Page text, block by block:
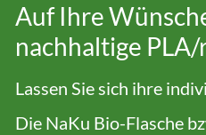
Auf Ihre
nachhaltige
Lassen Sie sich ihre
Die NaKu Bio-Flasche